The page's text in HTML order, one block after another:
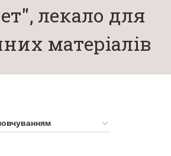
лекало для
матеріалів